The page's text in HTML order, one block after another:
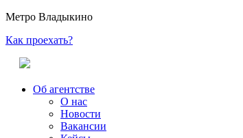
Метро Владыкино
Как проехать?
Об агентстве
О нас
Новости
Вакансии